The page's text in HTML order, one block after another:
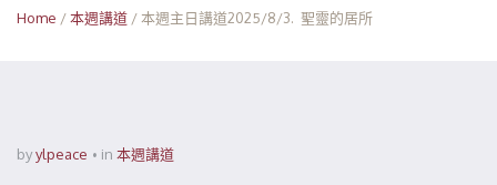
Home /本週講道 / 本週主日講道2025/8/3. 聖靈的居所
byylpeace in 本週講道